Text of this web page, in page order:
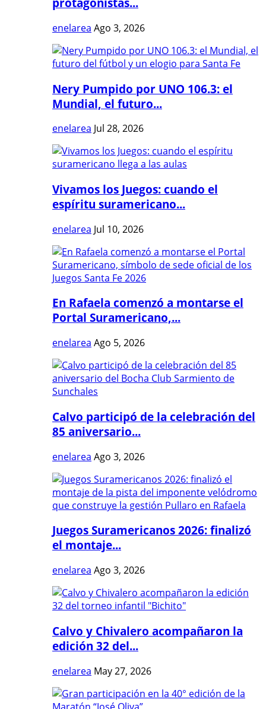
enelarea Ago 3, 2026
Nery Pumpido por UNO 106.3: el
Mundial, el futuro...
enelarea Jul 28, 2026
Vivamos los Juegos: cuando el
espíritu suramericano...
enelarea Jul 10, 2026
En Rafaela comenzó a montarse el
Portal Suramericano,...
enelarea Ago 5, 2026
Calvo participó de la celebración del
85 aniversario...
enelarea Ago 3, 2026
Juegos Suramericanos 2026: finalizó
el montaje...
enelarea Ago 3, 2026
Calvo y Chivalero acompañaron la
edición 32 del...
enelarea May 27, 2026